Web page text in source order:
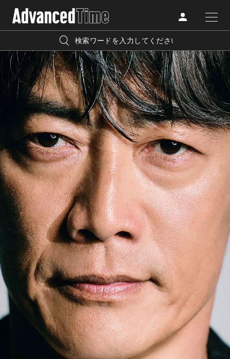
CATEGORY
FASHION
BEAUTY
TRAVEL
LIFESTYLE
FOLLOW US
AdvancedClub
『AdvancedTime』は、自由でしなやかに生きるハイエンド
な大人達におくる、スペシャルイシュー満載のメディア。
高感度なファッション、カルチャーに溺愛、未知の幅広い
教養を求め、今までの人生で積んだ経験、知見を余裕をも
って楽しみながら、進化するソーシャルに寄り添いたい。
何かに縛られていた時間から解き放たれつつある世代の
ライフスタイルを豊かに彩る『AdvancedTime』が発信する
情報をさらに充実し、より速やかに、活用できる
「AdvancedClub」会員組織を設けました。
「AdvancedClub」会員に登録すると、プレゼント応募情報
の一覧、プレミアムな会員限定イベント、ブランドのエクス
クルーシブアイテムの紹介など、特別なコンテンツ情報を
メールマガジンでお届け致します。更に『AdvancedTime』
のタブロイドマガジンのご案内もあり、送付手数料のみを
ご負担いただくことでお手元で『AdvancedTime』をお楽し
みいただけます。
人気の検索キーワード
宿泊 プレゼント
リゾート インテリア
美白 アイメイク